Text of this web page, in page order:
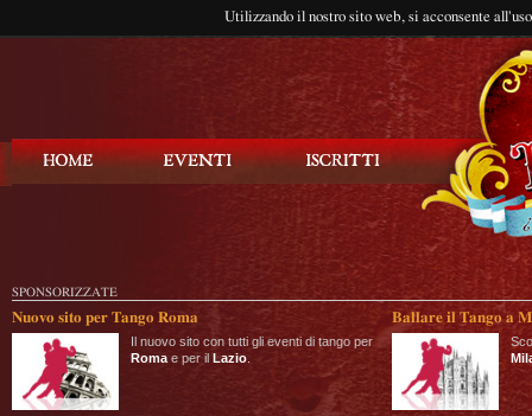
Utilizzando il nostro sito web, si acconsente
SPONSORIZZATE
Nuovo sito per Tango Roma
Il nuovo sito con tutti gli eventi di tango per
Roma e per il Lazio
Ballare il Tango a